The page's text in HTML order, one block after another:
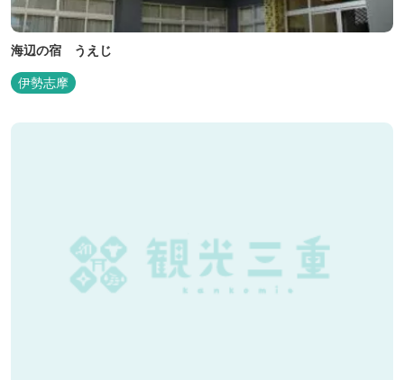
海辺の宿 うえじ
伊勢志摩